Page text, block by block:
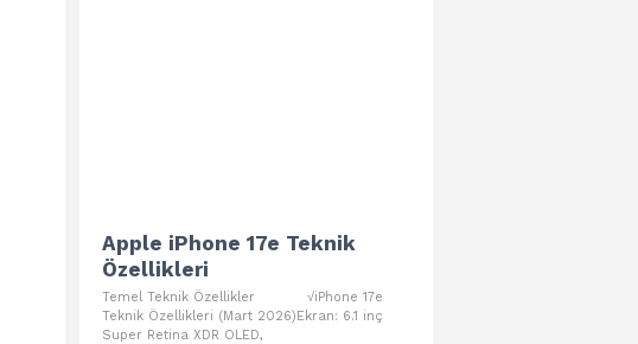
Apple iPhone 17e Teknik
Özellikleri
Temel Teknik Özellikler √iPhone 17e
Teknik Özellikleri (Mart 2026)Ekran: 6.1 inç
Super Retina XDR OLED,